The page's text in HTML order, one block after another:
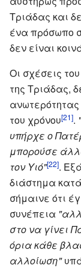
Τριάδας και
ένα πρόσωπο
δεν είναι
Οι σχέσεις
της Τριάδας,
του χρόνου[21].
υπήρχε ο
μπορούσε
τον Υιό"[22].
διάστημα
σήμαινε ότι
συνέπεια
στο να γίνει
όρια κάθε
αλλοίωση"